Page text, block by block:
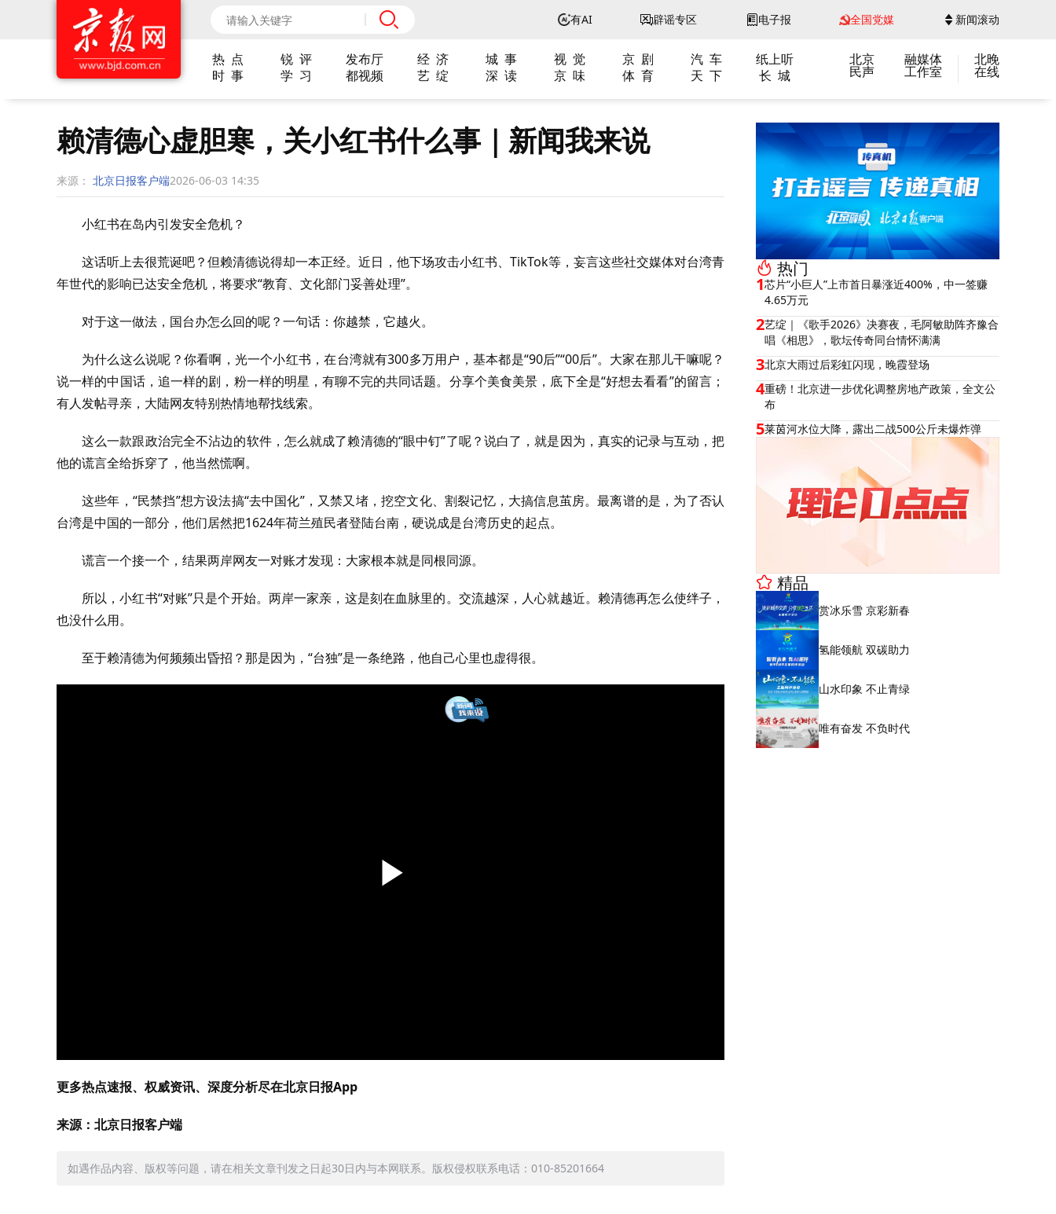
有AI 辟谣专区 电子报 全国党媒 新闻滚动
热 点 锐 评 发布厅 经 济 城 事 视 觉 京 剧 汽 车
纸上听
时 事
学 习 都视频 艺 绽 深 读 京 味 体 育 天 下 长 城
北京
民声
融媒体
工作室
北晚
在线
赖清德心虚胆寒，关小红书什么事｜新闻我来说
来源： 北京日报客户端2026-06-03 14:35
小红书在岛内引发安全危机？
这话听上去很荒诞吧？但赖清德说得却一本正经。近日，他下场攻击小红书、TikTok等，妄言这些社交媒体对台湾青
年世代的影响已达安全危机，将要求“教育、文化部门妥善处理”。
对于这一做法，国台办怎么回的呢？一句话：你越禁，它越火。
为什么这么说呢？你看啊，光一个小红书，在台湾就有300多万用户，基本都是“90后”“00后”。大家在那儿干嘛呢？
说一样的中国话，追一样的剧，粉一样的明星，有聊不完的共同话题。分享个美食美景，底下全是“好想去看看”的留言；
有人发帖寻亲，大陆网友特别热情地帮找线索。
这么一款跟政治完全不沾边的软件，怎么就成了赖清德的“眼中钉”了呢？说白了，就是因为，真实的记录与互动，把
他的谎言全给拆穿了，他当然慌啊。
这些年，“民禁挡”想方设法搞“去中国化”，又禁又堵，挖空文化、割裂记忆，大搞信息茧房。最离谱的是，为了否认
台湾是中国的一部分，他们居然把1624年荷兰殖民者登陆台南，硬说成是台湾历史的起点。
谎言一个接一个，结果两岸网友一对账才发现：大家根本就是同根同源。
所以，小红书“对账”只是个开始。两岸一家亲，这是刻在血脉里的。交流越深，人心就越近。赖清德再怎么使绊子，
也没什么用。
至于赖清德为何频频出昏招？那是因为，“台独”是一条绝路，他自己心里也虚得很。
更多热点速报、权威资讯、深度分析尽在北京日报App
来源：北京日报客户端
如遇作品内容、版权等问题，请在相关文章刊发之日起30日内与本网联系。版权侵权联系电话：010-85201664
热门
1芯片“小巨人”上市首日暴涨近400%，中一签赚
4.65万元
2艺绽｜《歌手2026》决赛夜，毛阿敏助阵齐豫合
唱《相思》，歌坛传奇同台情怀满满
3北京大雨过后彩虹闪现，晚霞登场
4重磅！北京进一步优化调整房地产政策，全文公
布
5莱茵河水位大降，露出二战500公斤未爆炸弹
精品
赏冰乐雪 京彩新春
氢能领航 双碳助力
山水印象 不止青绿
唯有奋发 不负时代